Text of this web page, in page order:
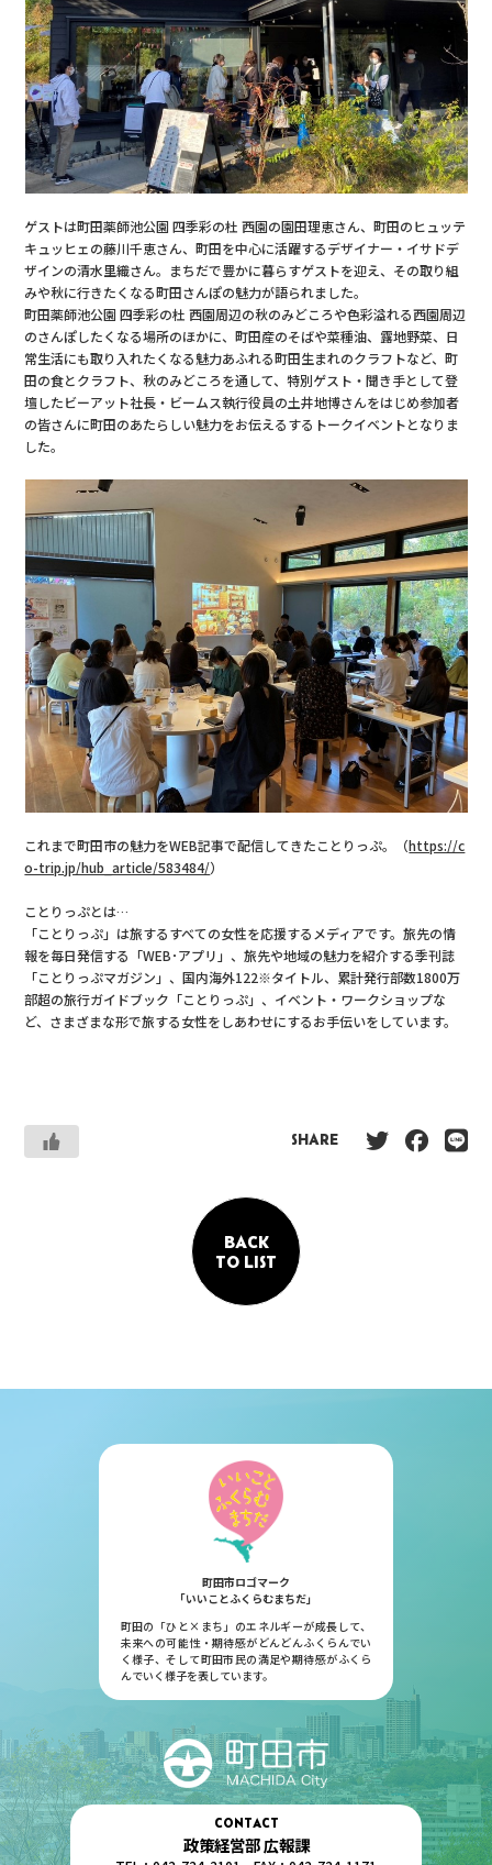
ゲストは町田薬師池公園 四季彩の杜 西園の園田理恵さん、町田のヒュッテ
キュッヒェの藤川千恵さん、町田を中心に活躍するデザイナー・イサドデ
ザインの清水里織さん。まちだで豊かに暮らすゲストを迎え、その取り組
みや秋に行きたくなる町田さんぽの魅力が語られました。
町田薬師池公園 四季彩の杜 西園周辺の秋のみどころや色彩溢れる西園周辺
のさんぽしたくなる場所のほかに、町田産のそばや菜種油、露地野菜、日
常生活にも取り入れたくなる魅力あふれる町田生まれのクラフトなど、町
田の食とクラフト、秋のみどころを通して、特別ゲスト・聞き手として登
壇したビーアット社長・ビームス執行役員の土井地博さんをはじめ参加者
の皆さんに町田のあたらしい魅力をお伝えるするトークイベントとなりま
した。
これまで町田市の魅力をWEB記事で配信してきたことりっぷ。（https://c
o-trip.jp/hub_article/583484/）
ことりっぷとは…
「ことりっぷ」は旅するすべての女性を応援するメディアです。旅先の情
報を毎日発信する「WEB･アプリ」、旅先や地域の魅力を紹介する季刊誌
「ことりっぷマガジン」、国内海外122※タイトル、累計発行部数1800万
部超の旅行ガイドブック「ことりっぷ」、イベント・ワークショップな
ど、さまざまな形で旅する女性をしあわせにするお手伝いをしています。
SHARE
BACK
TO LIST
町田市ロゴマーク
「いいことふくらむまちだ」
町田の「ひと×まち」のエネルギーが成長して、
未来への可能性・期待感がどんどんふくらんでい
く様子、そして町田市民の満足や期待感がふくら
んでいく様子を表しています。
CONTACT
政策経営部 広報課